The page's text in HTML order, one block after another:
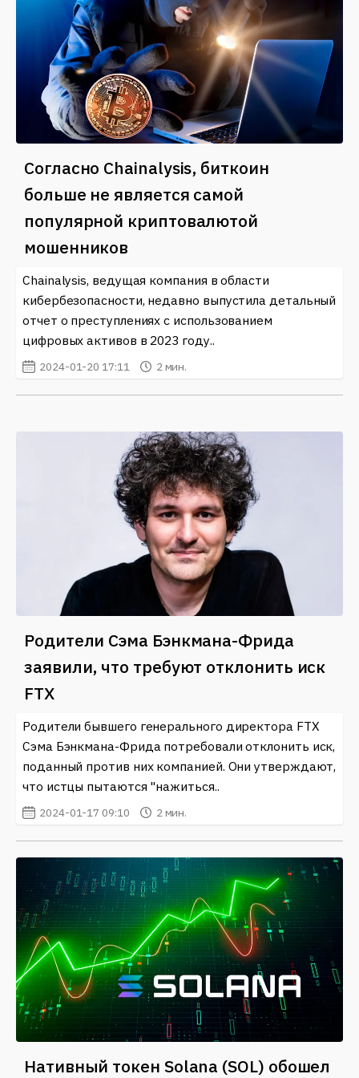
Согласно Chainalysis, биткоин
больше не является самой
популярной криптовалютой
мошенников
Chainalysis, ведущая компания в области
кибербезопасности, недавно выпустила детальный
отчет о преступлениях с использованием
цифровых активов в 2023 году..
2024-01-20 17:11 2 мин.
Родители Сэма Бэнкмана-Фрида
заявили, что требуют отклонить иск
FTX
Родители бывшего генерального директора FTX
Сэма Бэнкмана-Фрида потребовали отклонить иск,
поданный против них компанией. Они утверждают,
что истцы пытаются "нажиться..
2024-01-17 09:10 2 мин.
Нативный токен Solana (SOL) обошел